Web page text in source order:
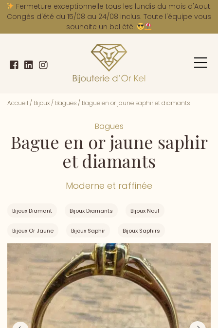
Fermeture exceptionnelle tous les lundis du mois d'Aout.
Congés d'été du 15/08 au 24/08 inclus. Toute l'équipe vous
souhaite un bel été.
Accueil / Bijoux / Bagues / Bague en or jaune saphir et diamants
Bagues
Bague en or jaune saphir
et diamants
Moderne et raffinée
Bijoux Diamant Bijoux Diamants Bijoux Neuf
Bijoux Or Jaune Bijoux Saphir Bijoux Saphirs